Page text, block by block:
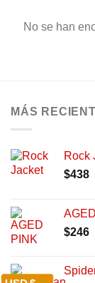
No se han
MÁS
Rock
$438
$246